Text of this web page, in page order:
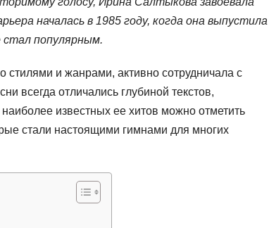
началась в 1985 году, когда она выпустила
стал популярным.
и жанрами, активно сотрудничала с
всегда отличались глубиной текстов,
известных ее хитов можно отметить
стали настоящими гимнами для многих